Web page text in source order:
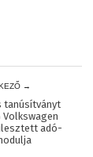
→
tanúsítványt
Volkswagen
adó-